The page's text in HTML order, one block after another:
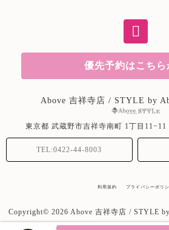
優先予約はこちら
Above 吉祥寺店 / STYLE by
東京都 武蔵野市吉祥寺南町 1丁目11−11
TEL:0422-44-8003
利用規約 プライバシーポリ
Copyright© 2026 Above 吉祥寺店 / STYLE